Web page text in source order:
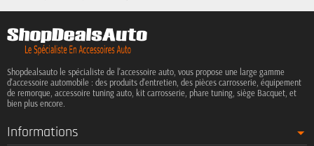
Shopdealsauto le spécialiste de l'accessoire auto, vous propose une large gamme
d'accessoire automobile : des produits d'entretien, des pièces carrosserie, équipement
de remorque, accessoire tuning auto, kit carrosserie, phare tuning, siège Bacquet, et
bien plus encore.
Informations